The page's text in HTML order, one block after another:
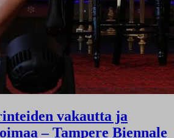
vakautta ja
– Tampere Biennale